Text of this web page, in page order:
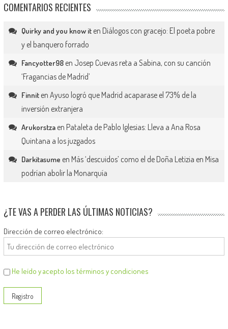
COMENTARIOS RECIENTES
Quirky and you know iten Diálogos con gracejo: El poeta pobre
y el banquero forrado
Fancyotter98en Josep Cuevas reta a Sabina, con su canción
‘Fragancias de Madrid’
Finniten Ayuso logró que Madrid acaparase el 73% de la
inversión extranjera
Arukorstzaen Pataleta de Pablo Iglesias: Lleva a Ana Rosa
Quintana a los juzgados
Darkitasume en Más ‘descuidos’ como el de Doña Letizia en Misa
podrían abolir la Monarquía
¿TE VAS A PERDER LAS ÚLTIMAS NOTICIAS?
Dirección de correo electrónico:
He leído y acepto los términos y condiciones